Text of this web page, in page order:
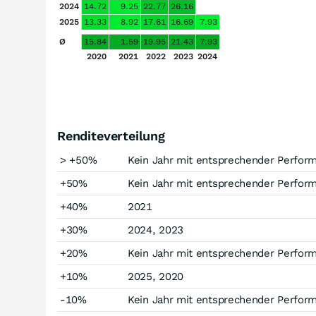
2024 14.72 9.25 22.77 26.16
2025 13.33 8.92 17.61 16.69
7.93
Ø
15.84 1.59 19.95 21.43
7.93
2020
2021 2022 2023 2024
Renditeverteilung
> +50%
Kein Jahr mit entsprechender
+50%
Kein Jahr mit entsprechender
+40%
2021
+30%
2024, 2023
+20%
Kein Jahr mit entsprechender
+10%
2025, 2020
-10%
Kein Jahr mit entsprechender